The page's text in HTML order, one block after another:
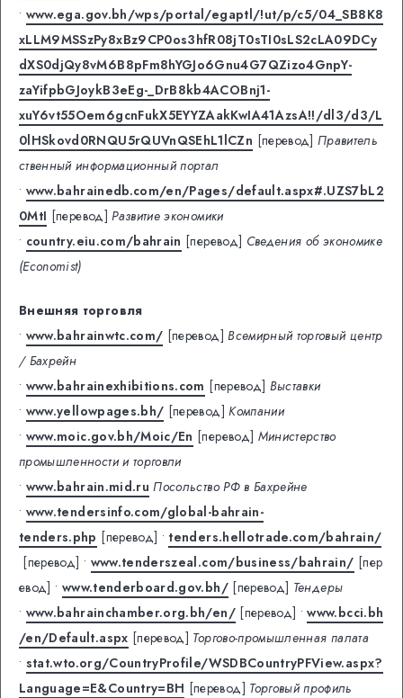
• www.ega.gov.bh/wps/portal/egaptl/!ut/p/c5/04_SB8K8
xLLM9MSSzPy8xBz9CP0os3hfR08jT0sTI0sLS2cLA09DCy
dXS0djQy8vM6B8pFm8hYGJo6Gnu4G7QZizo4GnpY-
zaYifpbGJoykB3eEg-_DrB8kb4ACOBnj1-
xuY6vt55Oem6gcnFukX5EYYZAakKwIA41AzsA!!/dl3/d3/L
0lHSkovd0RNQU5rQUVnQSEhL1lCZn [перевод] Правитель
ственный информационный портал
• www.bahrainedb.com/en/Pages/default.aspx#.UZS7bL2
0MtI [перевод] Развитие экономики
• country.eiu.com/bahrain [перевод] Сведения об экономике
(Economist)
Внешняя торговля
• www.bahrainwtc.com/ [перевод] Всемирный торговый центр
/ Бахрейн
• www.bahrainexhibitions.com [перевод] Выставки
• www.yellowpages.bh/ [перевод] Компании
• www.moic.gov.bh/Moic/En [перевод] Министерство
промышленности и торговли
• www.bahrain.mid.ru Посольство РФ в Бахрейне
• www.tendersinfo.com/global-bahrain-
tenders.php [перевод] • tenders.hellotrade.com/bahrain/
[перевод] • www.tenderszeal.com/business/bahrain/ [пер
евод] • www.tenderboard.gov.bh/ [перевод] Тендеры
• www.bahrainchamber.org.bh/en/ [перевод] •www.bcci.bh
/en/Default.aspx [перевод] Торгово-промышленная палата
• stat.wto.org/CountryProfile/WSDBCountryPFView.aspx?
Language=E&Country=BH [перевод] Торговый профиль